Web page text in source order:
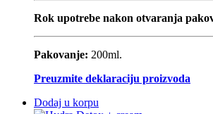
Rok upotrebe nakon otvaranja
Pakovanje: 200ml.
Preuzmite deklaraciju proizvoda
Dodaj u korpu